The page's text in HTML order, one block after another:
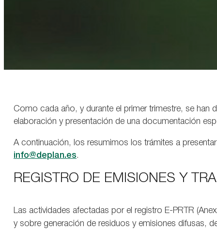
Como cada año, y durante el primer trimestre, se han
elaboración y presentación de una documentación
A continuación, los resumimos los trámites a
info@deplan.es.
REGISTRO DE EMISIONES Y
Las actividades afectadas por el registro E-PRTR
y sobre generación de residuos y emisiones difusas,